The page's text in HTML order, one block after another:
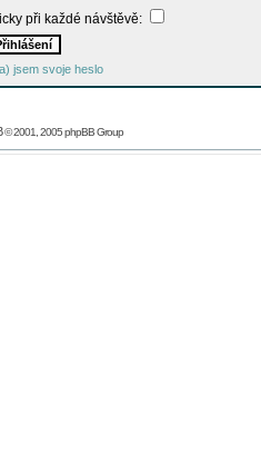
při každé návštěvě:
jsem svoje heslo
© 2001, 2005 phpBB Group